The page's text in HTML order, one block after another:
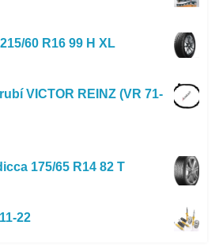
60 R16 99 H XL
VICTOR REINZ (VR 71-
175/65 R14 82 T
22